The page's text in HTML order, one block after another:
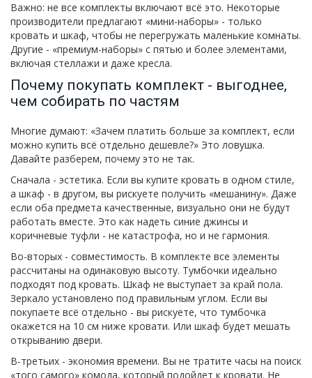
Важно: не все комплекты включают всё это. Некоторые
производители предлагают «мини-наборы» - только
кровать и шкаф, чтобы не перегружать маленькие комнаты.
Другие - «премиум-наборы» с пятью и более элементами,
включая стеллажи и даже кресла.
Почему покупать комплект - выгоднее,
чем собирать по частям
Многие думают: «Зачем платить больше за комплект, если
можно купить всё отдельно дешевле?» Это ловушка.
Давайте разберем, почему это не так.
Сначала - эстетика. Если вы купите кровать в одном стиле,
а шкаф - в другом, вы рискуете получить «мешанину». Даже
если оба предмета качественные, визуально они не будут
работать вместе. Это как надеть синие джинсы и
коричневые туфли - не катастрофа, но и не гармония.
Во-вторых - совместимость. В комплекте все элементы
рассчитаны на одинаковую высоту. Тумбочки идеально
подходят под кровать. Шкаф не выступает за край пола.
Зеркало установлено под правильным углом. Если вы
покупаете всё отдельно - вы рискуете, что тумбочка
окажется на 10 см ниже кровати. Или шкаф будет мешать
открыванию двери.
В-третьих - экономия времени. Вы не тратите часы на поиск
«того самого» комода, который подойдет к кровати. Не